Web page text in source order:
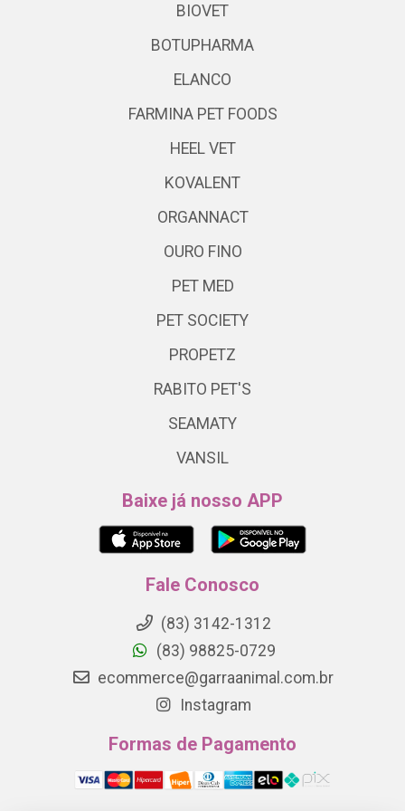
BIOVET
BOTUPHARMA
ELANCO
FARMINA PET FOODS
HEEL VET
KOVALENT
ORGANNACT
OURO FINO
PET MED
PET SOCIETY
PROPETZ
RABITO PET'S
SEAMATY
VANSIL
Baixe já nosso APP
Fale Conosco
(83) 3142-1312
(83) 98825-0729
ecommerce@garraanimal.com.br
Instagram
Formas de Pagamento